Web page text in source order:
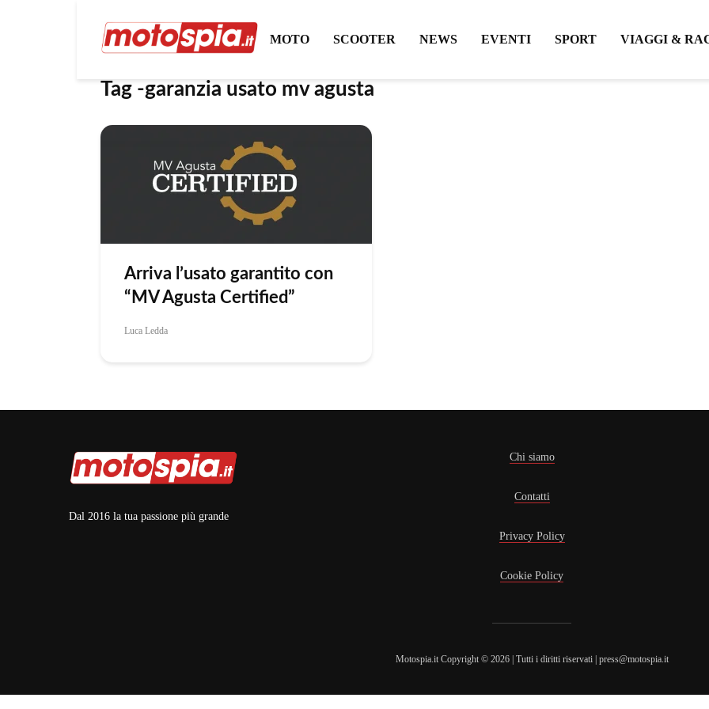
MOTO SCOOTER NEWS EVENTI SPORT VIAGGI &
Tag -garanzia usato mv agusta
Arriva l’usato garantito con
“MV Agusta Certified”
Luca Ledda
Dal 2016 la tua passione più grande
Chi siamo
Contatti
Privacy Policy
Cookie Policy
Motospia.it Copyright © 2026 | Tutti i diritti riservati | press@motospia.it